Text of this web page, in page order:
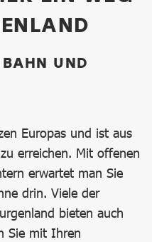
UND
Europas und ist aus
erreichen. Mit offenen
erwartet man Sie
drin. Viele der
bieten auch
Sie mit Ihren